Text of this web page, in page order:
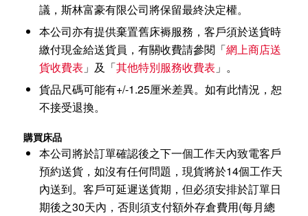
議，斯林富豪有限公司將保留最終決定權。
本公司亦有提供棄置舊床褥服務，客戶須於送貨時
繳付現金給送貨員，有關收費請參閱「網上商店送
貨收費表 」及「其他特別服務收費表 」。
貨品尺碼可能有+/-1.25厘米差異。如有此情況，恕
不接受退換。
購買床品
本公司將於訂單確認後之下一個工作天內致電客戶
預約送貨，如沒有任何問題，現貨將於14個工作天
內送到。客戶可延遲送貨期，但必須安排於訂單日
期後之30天內，否則須支付額外存倉費用(每月總